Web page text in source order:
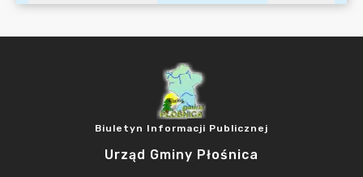
Biuletyn Informacji Publicznej
Urząd Gminy Płośnica